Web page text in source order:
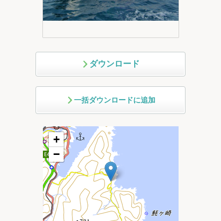
ダウンロード
一括ダウンロードに追加
+
−